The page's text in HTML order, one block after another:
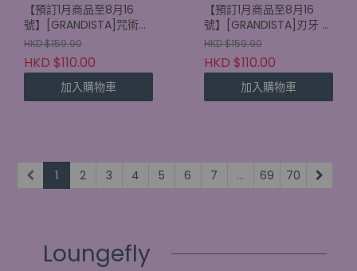
【預訂1月商品至8月16
號】[GRANDISTA]咒術迴
戰 宿儺
(4573102749208)
HKD $159.90
HKD $110.00
加入購物車
【預訂1月商品至8月16
號】[GRANDISTA]刃牙 比
斯凱特·奧利華
(4573102749154)
HKD $159.90
HKD $110.00
加入購物車
1 2 3 4 5 6 7 ... 69 70
Loungefly